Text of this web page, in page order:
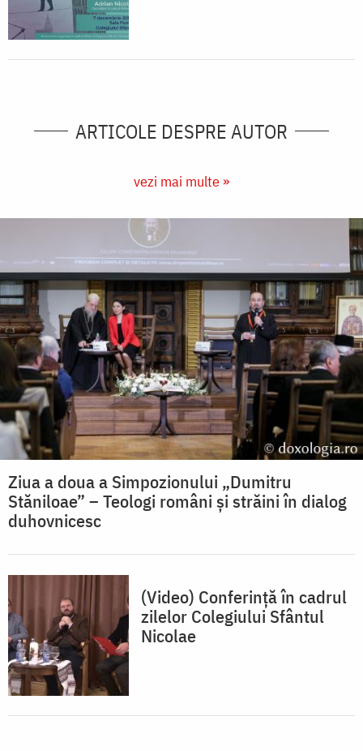
ARTICOLE DESPRE AUTOR
vezi mai multe »
Ziua a doua a Simpozionului „Dumitru
Stăniloae” – Teologi români și străini în dialog
duhovnicesc
(Video) Conferință în cadrul
zilelor Colegiului Sfântul
Nicolae